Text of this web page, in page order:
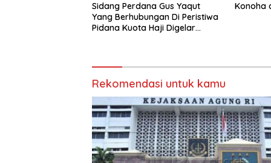
Sidang Perdana Gus Yaqut
Yang Berhubungan Di Peristiwa
Pidana Kuota Haji Digelar
Konoha
Rekomendasi untuk kamu